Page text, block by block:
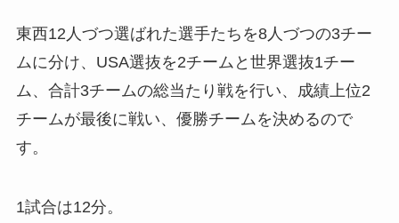
東西12人づつ選ばれた選手たちを8人づつの3チー
ムに分け、USA選抜を2チームと世界選抜1チー
ム、合計3チームの総当たり戦を行い、成績上位2
チームが最後に戦い、優勝チームを決めるので
す。
1試合は12分。